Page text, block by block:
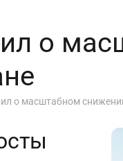
о
о масштабном